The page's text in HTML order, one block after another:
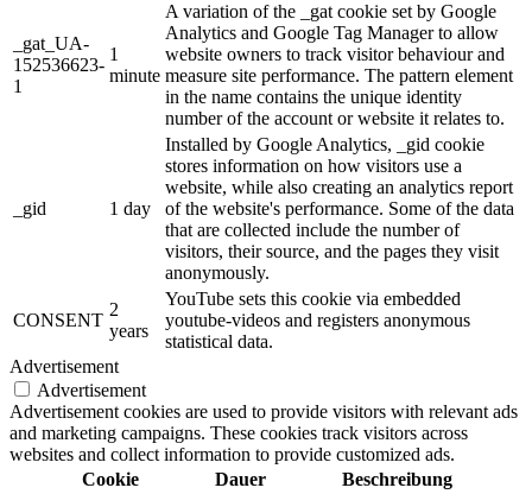
_gat_UA-
152536623-
1
1
minute
A variation of the _gat cookie set by Google
Analytics and Google Tag Manager to allow
website owners to track visitor behaviour and
measure site performance. The pattern element
in the name contains the unique identity
number of the account or website it relates to.
_gid 1 day
Installed by Google Analytics, _gid cookie
stores information on how visitors use a
website, while also creating an analytics report
of the website's performance. Some of the data
that are collected include the number of
visitors, their source, and the pages they visit
anonymously.
CONSENT
2
years
YouTube sets this cookie via embedded
youtube-videos and registers anonymous
statistical data.
Advertisement
Advertisement
Advertisement cookies are used to provide visitors with relevant ads
and marketing campaigns. These cookies track visitors across
websites and collect information to provide customized ads.
Cookie
Dauer Beschreibung